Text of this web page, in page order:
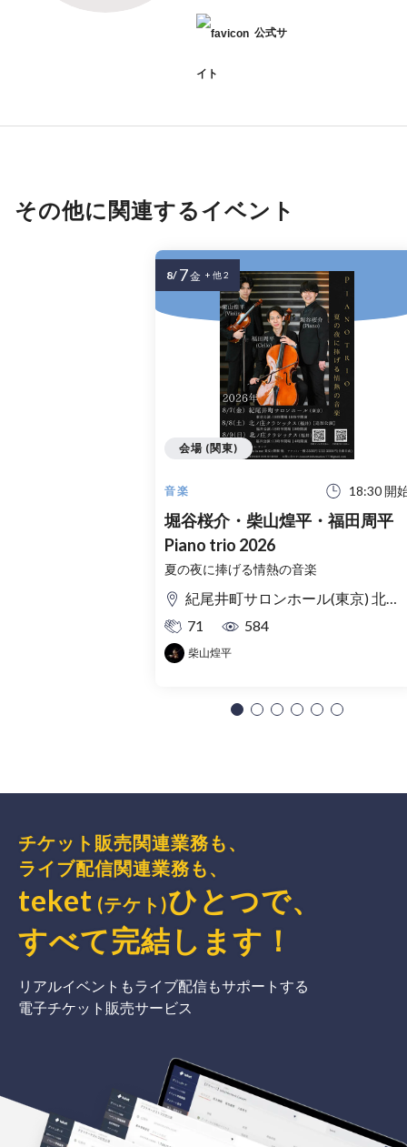
公式サ
イト
その他に関連するイベント
音楽 18:30 開
堀谷桜介・柴山煌平・福田周平
Piano trio 2026
夏の夜に捧げる情熱の音楽
紀尾井町サロンホール(東京) 北ノ庄クラシックス(福井)
71
584
柴山煌平
会場 (関東)
8/ 7金 + 他 2
チケット販売関連業務も、
ライブ配信関連業務も、
teket (テケト)ひとつで、
すべて完結 します ！
リアルイベントもライブ配信もサポートする
電子チケット販売サービス